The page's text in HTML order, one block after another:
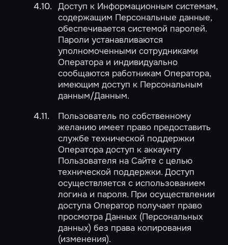
Доступ к Информационным системам,
содержащим Персональные данные,
обеспечивается системой паролей.
Пароли устанавливаются
уполномоченными сотрудниками
Оператора и индивидуально
сообщаются работникам Оператора,
имеющим доступ к Персональным
данным/Данным.
Пользователь по собственному
желанию имеет право предоставить
службе технической поддержки
Оператора доступ к аккаунту
Пользователя на Сайте с целью
технической поддержки. Доступ
осуществляется с использованием
логина и пароля. При осуществлении
доступа Оператор получает право
просмотра Данных (Персональных
данных) без права копирования
(изменения).